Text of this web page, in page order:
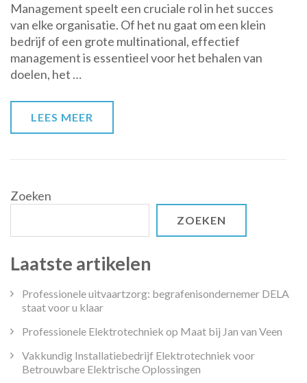
van
Effectief
Management
in
Management speelt een cruciale rol in het succes
van elke organisatie. Of het nu gaat om een klein
bedrijf of een grote multinational, effectief
management is essentieel voor het behalen van
doelen, het …
LEES MEER
Zoeken
ZOEKEN
Laatste artikelen
Professionele uitvaartzorg: begrafenisondernemer DELA
staat voor u klaar
Professionele Elektrotechniek op Maat bij Jan van Veen
Vakkundig Installatiebedrijf Elektrotechniek voor
Betrouwbare Elektrische Oplossingen